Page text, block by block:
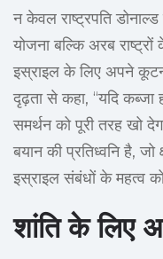
न केवल राष्ट्रपति डोनाल्ड
योजना बल्कि अरब
इस्राइल के लिए अपने
दृढ़ता से कहा, “यदि कब्जा
समर्थन को पूरी तरह खो
बयान की प्रतिध्वनि है, जो
इस्राइल संबंधों के महत्व
शांति के लिए